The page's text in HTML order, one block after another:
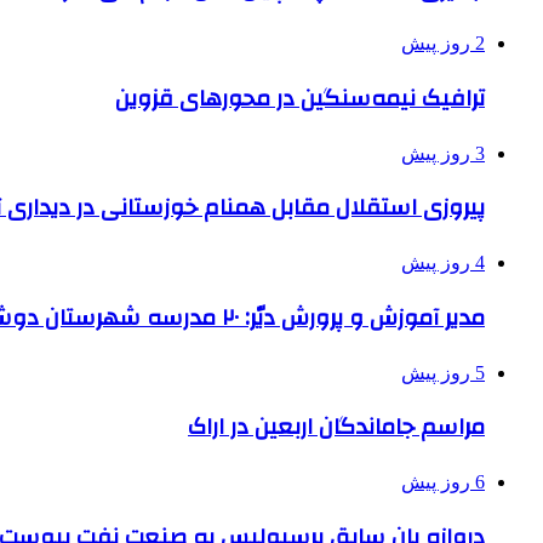
2 روز پیش
ترافیک نیمه‌سنگین در محورهای قزوین
3 روز پیش
پیروزی استقلال مقابل همنام خوزستانی در دیداری
4 روز پیش
مدیر آموزش و پرورش دیّر: ۲۰ مدرسه شهرستان دوشیفته است
5 روز پیش
مراسم جاماندگان اربعین در اراک
6 روز پیش